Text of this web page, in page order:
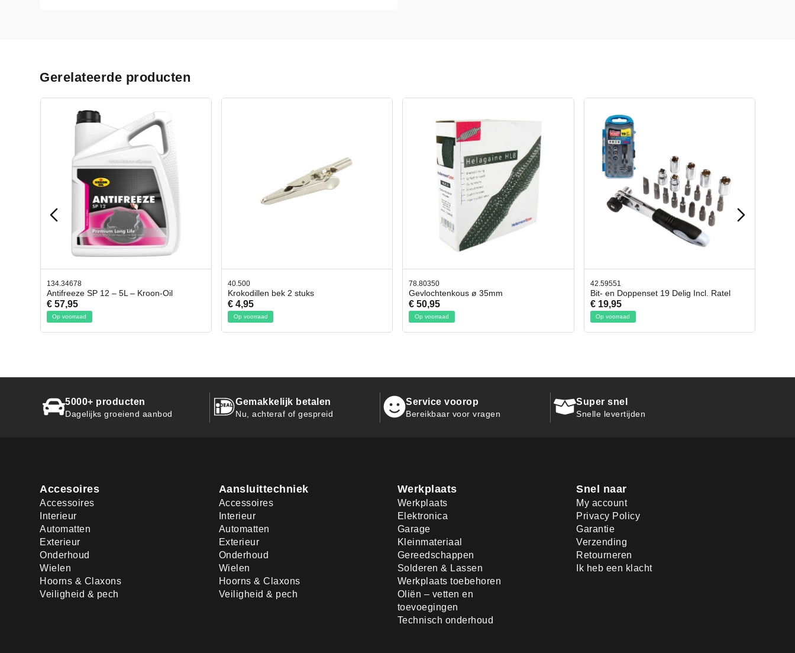
Gerelateerde producten
40.500
Krokodillen bek 2 stuks
€ 4,95
Op voorraad
78.80350
Gevlochtenkous ø 35mm
€ 50,95
Op voorraad
42.59551
Bit- en Doppenset 19 Delig Incl. Ratel
€ 19,95
Op voorraad
42.65998
Afbreekmes 2 stuks
€ 10,95
Op voorraad
5000+ producten
Dagelijks groeiend aanbod
Gemakkelijk betalen
Nu, achteraf of gespreid
Service voorop
Bereikbaar voor vragen
Super snel
Snelle levertijden
Accesoires
Accessoires
Interieur
Automatten
Exterieur
Onderhoud
Wielen
Hoorns & Claxons
Veiligheid & pech
Aansluittechniek
Accessoires
Interieur
Automatten
Exterieur
Onderhoud
Wielen
Hoorns & Claxons
Veiligheid & pech
Werkplaats
Werkplaats
Elektronica
Garage
Kleinmateriaal
Gereedschappen
Solderen & Lassen
Werkplaats toebehoren
Oliën – vetten en
toevoegingen
Technisch onderhoud
Snel naar
My account
Privacy Policy
Garantie
Verzending
Retourneren
Ik heb een klacht